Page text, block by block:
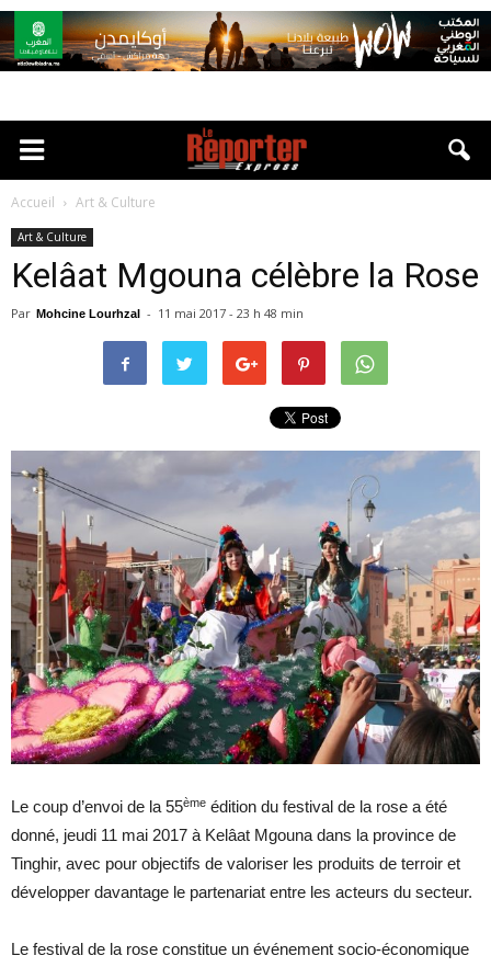
Accueil Art & Culture
Art & Culture
Kelâat Mgouna célèbre la Rose
Par Mohcine Lourhzal - 11 mai 2017 - 23 h 48 min
Le coup d’envoi de la 55ème édition du festival de la rose a été
donné, jeudi 11 mai 2017 à Kelâat Mgouna dans la province de
Tinghir, avec pour objectifs de valoriser les produits de terroir et
développer davantage le partenariat entre les acteurs du secteur.
Le festival de la rose constitue un événement socio-économique